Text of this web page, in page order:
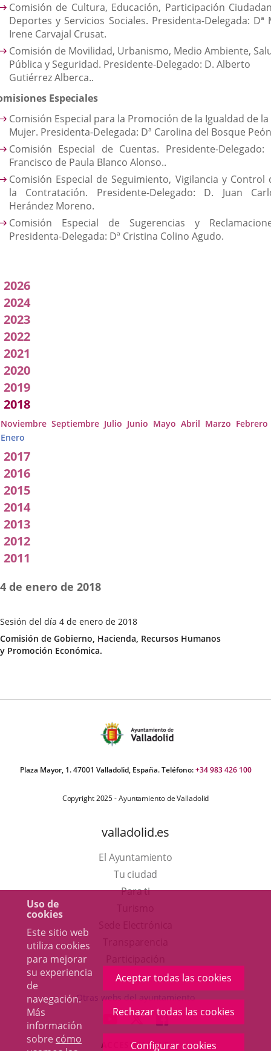
Uso de
cookies
Este sitio web
utiliza cookies
para mejorar
su experiencia
de
navegación.
Más
información
sobre cómo
Aceptar todas las cookies
Rechazar todas las cookies
Configurar cookies
Comisión de Cultura, Educación, Participación
Deportes y Servicios Sociales. Presidenta-Delegada: Dª
Irene Carvajal Crusat.
Comisión de Movilidad, Urbanismo, Medio Ambiente,
Pública y Seguridad. Presidente-Delegado: D. Alberto
Gutiérrez Alberca..
Especiales
Comisión Especial para la Promoción de la Igualdad de la
Mujer. Presidenta-Delegada: Dª Carolina del Bosque
Comisión Especial de Cuentas. Presidente-Delegado:
Francisco de Paula Blanco Alonso..
Comisión Especial de Seguimiento, Vigilancia y Control
la Contratación. Presidente-Delegado: D. Juan
Herández Moreno.
Comisión Especial de Sugerencias y
Presidenta-Delegada: Dª Cristina Colino Agudo.
2026
2024
2023
2022
2021
2020
2019
2018
Noviembre Septiembre Julio Junio Mayo Abril Marzo Febrero
Enero
2017
2016
2015
2014
2013
2012
2011
Sesión del día 4 de enero de 2018
Fecha
de
la
4 de enero de 2018
Categoría
Comisión de Gobierno, Hacienda, Recursos Humanos
y Promoción Económica.
Plaza Mayor, 1. 47001 Valladolid, España. Teléfono:+34 983 426 100
Copyright 2025 - Ayuntamiento de Valladolid
valladolid.es
El Ayuntamiento
Tu ciudad
Para ti
en
una
ventana
nueva.
aplicación
externa.
Otras webs del ayuntamiento
ENLACE
A
ENLACE
A
ENLACE
A
ACCESIBILIDAD